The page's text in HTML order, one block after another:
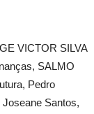
VICTOR SILVA
SALMO
Pedro
Santos,